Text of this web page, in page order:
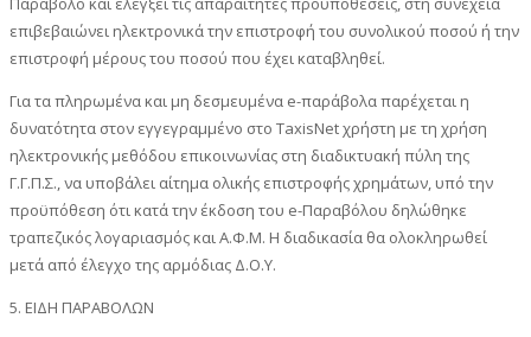
επιβεβαιώνει ηλεκτρονικά την επιστροφή του συνολικού ποσού ή την
επιστροφή μέρους του ποσού που έχει καταβληθεί.
Για τα πληρωμένα και μη δεσμευμένα e-παράβολα παρέχεται η
δυνατότητα στον εγγεγραμμένο στο TaxisNet χρήστη με τη χρήση
ηλεκτρονικής μεθόδου επικοινωνίας στη διαδικτυακή πύλη της
Γ.Γ.Π.Σ., να υποβάλει αίτημα ολικής επιστροφής χρημάτων, υπό την
προϋπόθεση ότι κατά την έκδοση του e-Παραβόλου δηλώθηκε
τραπεζικός λογαριασμός και Α.Φ.Μ. H διαδικασία θα ολοκληρωθεί
μετά από έλεγχο της αρμόδιας Δ.Ο.Υ.
5. ΕΙΔΗ ΠΑΡΑΒΟΛΩΝ